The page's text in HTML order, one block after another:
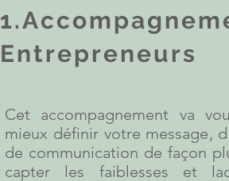
Entrepreneurs
Cet accompagnement va
mieux définir votre message,
de communication de façon
capter les faiblesses et